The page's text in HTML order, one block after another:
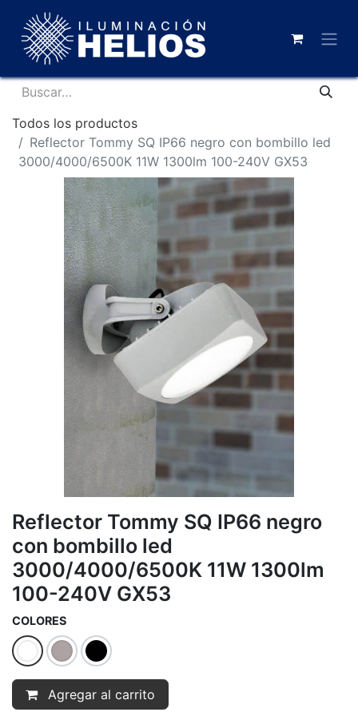
Todos los productos
Reflector Tommy SQ IP66 negro con bombillo led
3000/4000/6500K 11W 1300lm 100-240V GX53
Reflector Tommy SQ IP66 negro
con bombillo led
3000/4000/6500K 11W 1300lm
100-240V GX53
COLORES
Agregar al carrito